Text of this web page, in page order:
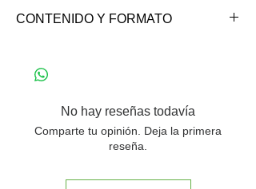
*Contiene soya.
CONTENIDO Y FORMATO
No hay reseñas todavía
Comparte tu opinión. Deja la primera
reseña.